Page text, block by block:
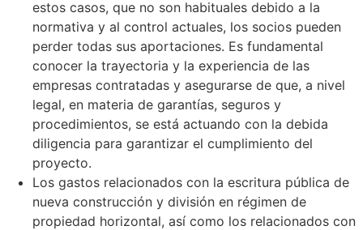
estos casos, que no son habituales debido a la
normativa y al control actuales, los socios pueden
perder todas sus aportaciones. Es fundamental
conocer la trayectoria y la experiencia de las
empresas contratadas y asegurarse de que, a nivel
legal, en materia de garantías, seguros y
procedimientos, se está actuando con la debida
diligencia para garantizar el cumplimiento del
proyecto.
Los gastos relacionados con la escritura pública de
nueva construcción y división en régimen de
propiedad horizontal, así como los relacionados con